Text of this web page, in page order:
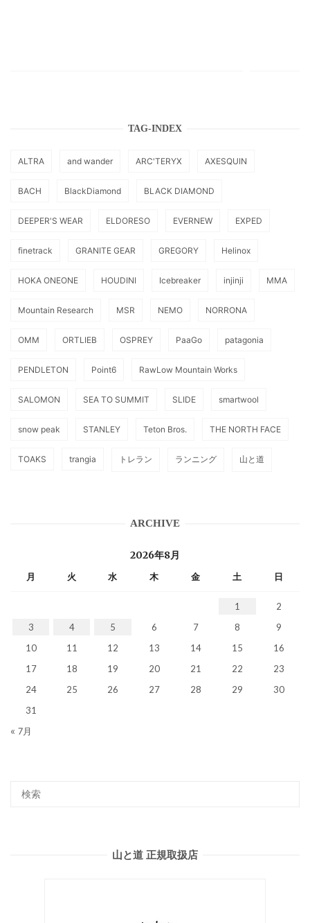
TAG-INDEX
ALTRA and wander ARC'TERYX AXESQUIN
BACH BlackDiamond BLACK DIAMOND
DEEPER'S WEAR ELDORESO EVERNEW EXPED
finetrack GRANITE GEAR GREGORY Helinox
HOKA ONEONE HOUDINI Icebreaker injinji MMA
Mountain Research MSR NEMO NORRONA
OMM ORTLIEB OSPREY PaaGo patagonia
PENDLETON Point6 RawLow Mountain Works
SALOMON SEA TO SUMMIT SLIDE smartwool
snow peak STANLEY Teton Bros. THE NORTH FACE
TOAKS trangia トレラン ランニング 山と道
ARCHIVE
2026年8月
月 火 水 木 金 土 日
1
2
3
4 5 6 7 8
9
10
11 12 13 14 15
16
17
18 19 20 21 22
23
24
25 26 27 28 29
30
31
« 7月
山と道 正規取扱店